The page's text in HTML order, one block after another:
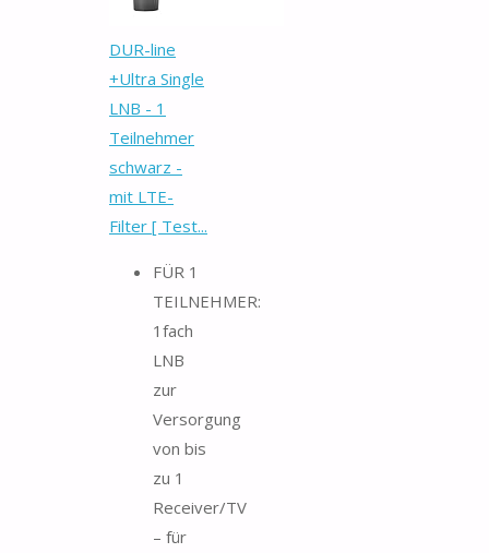
DUR-line
+Ultra Single
LNB - 1
Teilnehmer
schwarz -
mit LTE-
Filter [ Test...
FÜR 1
TEILNEHMER:
1fach
LNB
zur
Versorgung
von bis
zu 1
Receiver/TV
– für